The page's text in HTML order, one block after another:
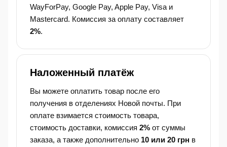
WayForPay, Google Pay, Apple Pay, Visa и
Mastercard. Комиссия за оплату составляет
2%.
Наложенный платёж
Вы можете оплатить товар после его
получения в отделениях Новой почты. При
оплате взимается стоимость товара,
стоимость доставки, комиссия 2% от суммы
заказа, а также дополнительно 10 или 20 грн в